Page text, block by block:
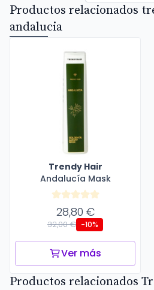
Productos relacionados
andalucia
Trendy Hair
Andalucía Mask
28,80 €
32,00 € -10%
Ver más
Productos relacionados